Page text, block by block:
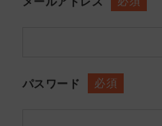
パスワード 必須